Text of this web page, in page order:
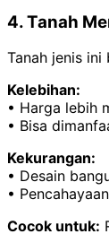
4. Tanah
Tanah jenis
Kelebihan:
• Harga lebih
• Bisa
Kekurangan:
• Desain
•
Cocok untuk: